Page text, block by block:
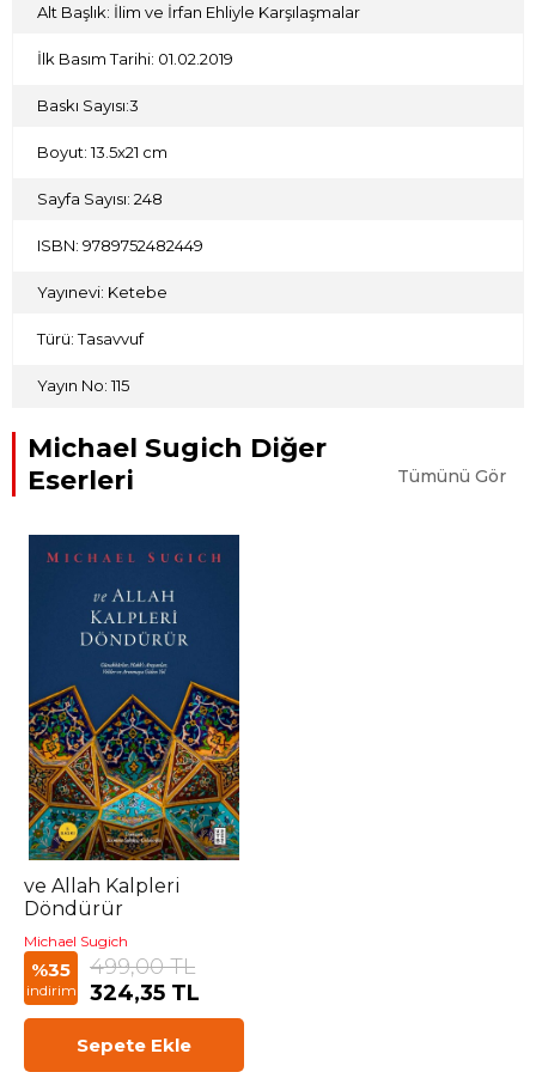
her biri “sahilsiz bir deniz” olan Allah dostlarının hâllerine
Alt Başlık: İlim ve İrfan Ehliyle Karşılaşmalar
İlk Basım Tarihi: 01.02.2019
Baskı Sayısı:3
Boyut: 13.5x21 cm
Sayfa Sayısı: 248
ISBN: 9789752482449
Yayınevi: Ketebe
Türü: Tasavvuf
Yayın No: 115
Michael Sugich Diğer
Eserleri
Tümünü Gör
ve Allah Kalpleri
Döndürür
Michael Sugich
%35
indirim
499,00 TL
324,35 TL
Sepete Ekle